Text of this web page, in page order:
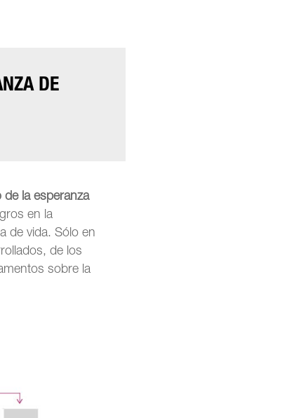
DE
de la esperanza
en la
de vida. Sólo en
de los
sobre la